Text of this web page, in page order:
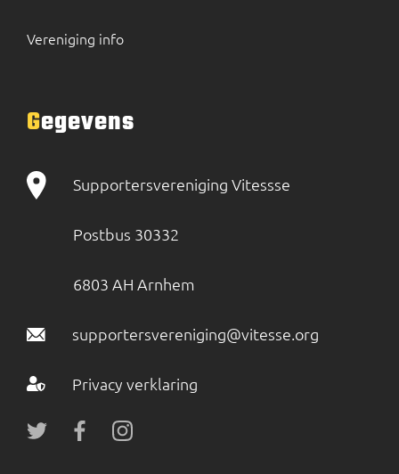
Vereniging info
Gegevens
Supportersvereniging Vitessse
Postbus 30332
6803 AH Arnhem
supportersvereniging@vitesse.org
Privacy verklaring